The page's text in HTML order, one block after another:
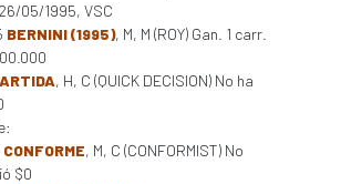
26/05/1995, VSC
BERNINI (1995), M, M (ROY) Gan. 1 carr.
, H, C (QUICK DECISION) No ha
CONFORME, M, C (CONFORMIST) No
$0